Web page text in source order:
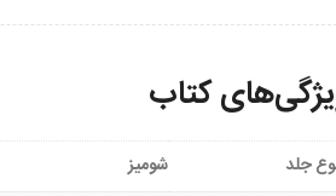
کتاب
جلد
شومیز